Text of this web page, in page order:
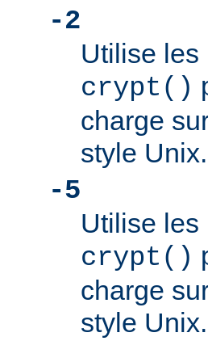
-2
Utilise les
crypt()
charge
style Unix.
-5
Utilise les
crypt()
charge
style Unix.